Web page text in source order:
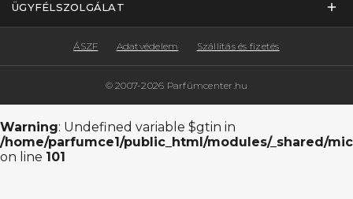
ÜGYFÉLSZOLGÁLAT
© 2007-2026 Parfümcenter.hu
ÁSZF Adatvédelem Szállítás és fizetés
Warning: Undefined variable $gtin in
/home/parfumce1/public_html/modules/_shared/
on line 101